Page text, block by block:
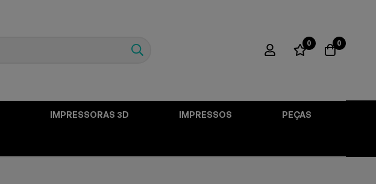
0 0
IMPRESSORAS 3D IMPRESSOS PEÇAS